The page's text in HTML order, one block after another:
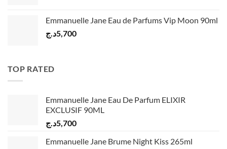
Emmanuelle Jane Eau de Parfums Vip Moon 90ml
5,700د.ج
TOP RATED
Emmanuelle Jane Eau De Parfum ELIXIR
EXCLUSIF 90ML
5,700د.ج
Emmanuelle Jane Brume Night Kiss 265ml